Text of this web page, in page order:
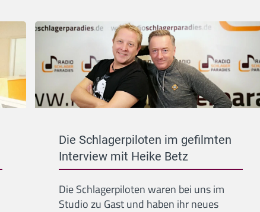
Die Schlagerpiloten im gefilmten
Interview mit Heike Betz
Die Schlagerpiloten waren bei uns im
Studio zu Gast und haben ihr neues